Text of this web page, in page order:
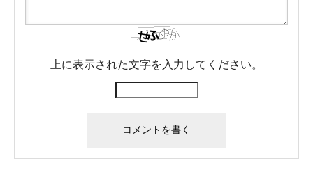
上に表示された文字を入力してください。